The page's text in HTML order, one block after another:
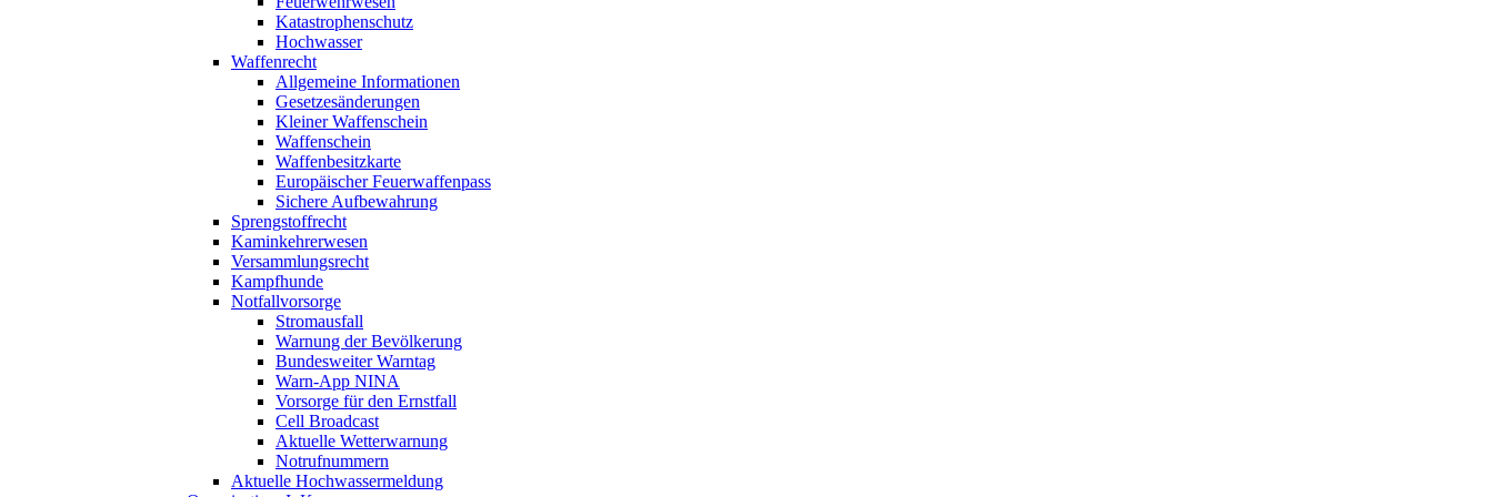
Katastrophenschutz
Hochwasser
Waffenrecht
Allgemeine Informationen
Gesetzesänderungen
Kleiner Waffenschein
Waffenschein
Waffenbesitzkarte
Europäischer Feuerwaffenpass
Sichere Aufbewahrung
Sprengstoffrecht
Kaminkehrerwesen
Versammlungsrecht
Kampfhunde
Notfallvorsorge
Stromausfall
Warnung der Bevölkerung
Bundesweiter Warntag
Warn-App NINA
Vorsorge für den Ernstfall
Cell Broadcast
Aktuelle Wetterwarnung
Notrufnummern
Aktuelle Hochwassermeldung